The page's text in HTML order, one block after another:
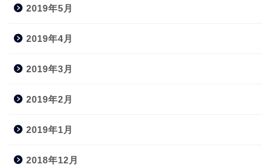
2019年5月
2019年4月
2019年3月
2019年2月
2019年1月
2018年12月